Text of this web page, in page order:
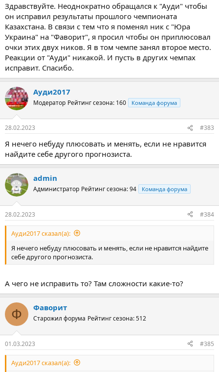
Здравствуйте. Неоднократно обращался к "Ауди" чтобы
он исправил результаты прошлого чемпионата
Казахстана. В связи с тем что я поменял ник с "Юра
Украина" на "Фаворит", я просил чтобы он приплюсовал
очки этих двух ников. Я в том чемпе занял второе место.
Реакции от "Ауди" никакой. И пусть в других чемпах
исправит. Спасибо.
Ауди2017
Модератор Рейтинг сезона: 160 Команда форума
28.02.2023 #383
Я нечего небуду плюсовать и менять, если не нравится
найдите себе другого прогнозиста.
admin
Администратор Рейтинг сезона: 94 Команда форума
28.02.2023 #384
Ауди2017 сказал(а):
Я нечего небуду плюсовать и менять, если не нравится найдите
себе другого прогнозиста.
А чего не исправить то? Там сложности какие-то?
Ф Фаворит
Старожил форума Рейтинг сезона: 512
01.03.2023 #385
Ауди2017 сказал(а):